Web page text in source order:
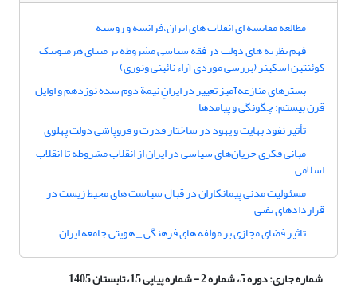
مطالعه مقایسه ای انقلاب های ایران،فرانسه و روسیه
فهم نظریه های دولت در فقه سیاسی مشروطه بر مبنای هرمنوتیک
کوئنتین اسکینر (بررسی موردی آراء نائینی ونوری)
بسترهای منازعه‌آمیز تغییر در ایرانِ نیمة دوم سده نوزدهم و اوایل
قرن بیستم؛ چگونگی و پیامدها
تأثیر نفوذ بهایت و یهود در ساختار قدرت و فروپاشی دولت پهلوی
مبانی فکری جریان‌های سیاسی در ایران از انقلاب مشروطه تا انقلاب
اسلامی
مسئولیت مدنی پیمانکاران در قبال سیاست های محیط زیست در
قراردادهای نفتی
تاثیر فضای مجازی بر مولفه های فرهنگی _ هویتی جامعه ایران
شماره جاری:دوره 5، شماره 2 - شماره پیاپی 15، تابستان 1405